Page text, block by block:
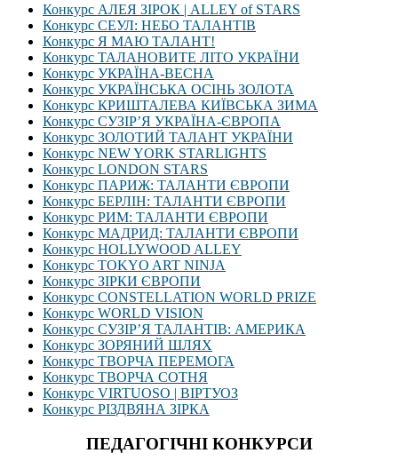
Конкурс АЛЕЯ ЗІРОК | ALLEY of STARS
Конкурс СЕУЛ: НЕБО ТАЛАНТІВ
Конкурс Я МАЮ ТАЛАНТ!
Конкурс ТАЛАНОВИТЕ ЛІТО УКРАЇНИ
Конкурс УКРАЇНА-ВЕСНА
Конкурс УКРАЇНСЬКА ОСІНЬ ЗОЛОТА
Конкурс КРИШТАЛЕВА КИЇВСЬКА ЗИМА
Конкурс СУЗІР’Я УКРАЇНА-ЄВРОПА
Конкурс ЗОЛОТИЙ ТАЛАНТ УКРАЇНИ
Конкурс NEW YORK STARLIGHTS
Конкурс LONDON STARS
Конкурс ПАРИЖ: ТАЛАНТИ ЄВРОПИ
Конкурс БЕРЛІН: ТАЛАНТИ ЄВРОПИ
Конкурс РИМ: ТАЛАНТИ ЄВРОПИ
Конкурс МАДРИД: ТАЛАНТИ ЄВРОПИ
Конкурс HOLLYWOOD ALLEY
Конкурс TOKYO ART NINJA
Конкурс ЗІРКИ ЄВРОПИ
Конкурс CONSTELLATION WORLD PRIZE
Конкурс WORLD VISION
Конкурс СУЗІР’Я ТАЛАНТІВ: АМЕРИКА
Конкурс ЗОРЯНИЙ ШЛЯХ
Конкурс ТВОРЧА ПЕРЕМОГА
Конкурс ТВОРЧА СОТНЯ
Конкурс VIRTUOSO | ВІРТУОЗ
Конкурс РІЗДВЯНА ЗІРКА
ПЕДАГОГІЧНІ КОНКУРСИ